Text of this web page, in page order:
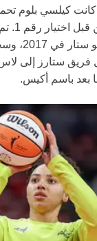
كيلسي بلوم
ظهور
فريق سان
بعد باسم أكيس.